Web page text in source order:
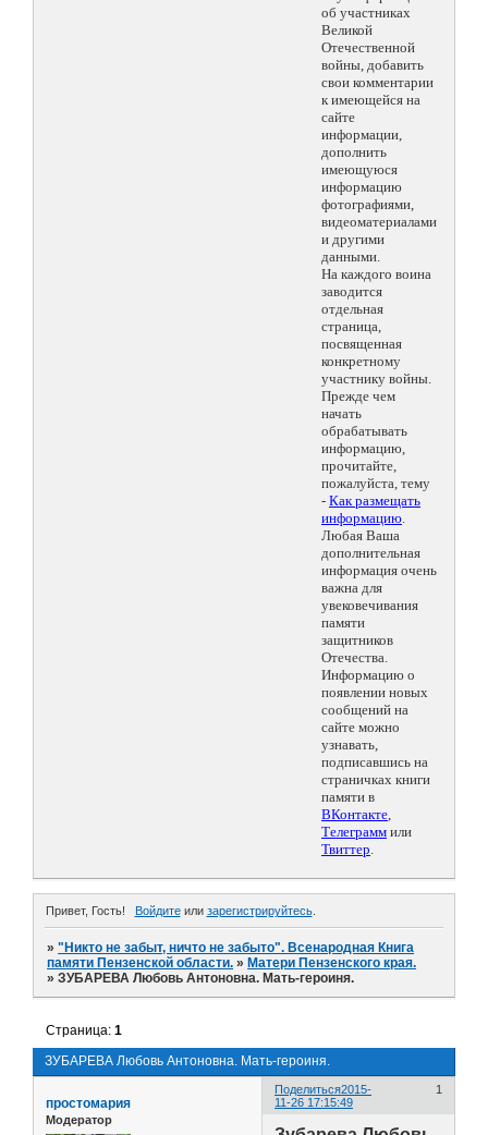
об участниках
Великой
Отечественной
войны, добавить
свои комментарии
к имеющейся на
сайте
информации,
дополнить
имеющуюся
информацию
фотографиями,
видеоматериалами
и другими
данными.
На каждого воина
заводится
отдельная
страница,
посвященная
конкретному
участнику войны.
Прежде чем
начать
обрабатывать
информацию,
прочитайте,
пожалуйста, тему
- Как размещать
информацию.
Любая Ваша
дополнительная
информация очень
важна для
увековечивания
памяти
защитников
Отечества.
Информацию о
появлении новых
сообщений на
сайте можно
узнавать,
подписавшись на
страничках книги
памяти в
ВКонтакте,
Телеграмм или
Твиттер.
Привет, Гость! Войдитеили зарегистрируйтесь.
»"Никто не забыт, ничто не забыто". Всенародная Книга
памяти Пензенской области. » Матери Пензенского края.
»ЗУБАРЕВА Любовь Антоновна. Мать-героиня.
ЗУБАРЕВА Любовь Антоновна. Мать-героиня.
Страница:1
Поделиться 1
2015-
11-26 17:15:49
простомария
Модератор